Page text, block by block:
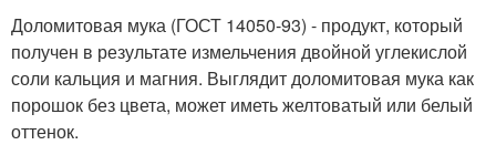
Доломитовая мука (ГОСТ 14050-93) - продукт, который
получен в результате измельчения двойной углекислой
соли кальция и магния. Выглядит доломитовая мука как
порошок без цвета, может иметь желтоватый или белый
оттенок.